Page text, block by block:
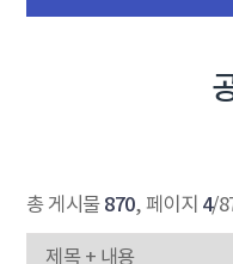
총 게시물 870, 페이지 4/